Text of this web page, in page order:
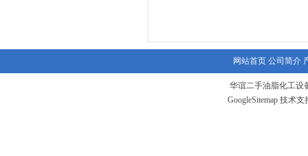
网站首页 公司简介
华谊二手油脂化工设
GoogleSitemap 技术支